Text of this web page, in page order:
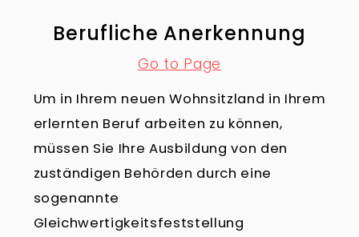
Berufliche Anerkennung
Go to Page
Um in Ihrem neuen Wohnsitzland in Ihrem
erlernten Beruf arbeiten zu können,
müssen Sie Ihre Ausbildung von den
zuständigen Behörden durch eine
sogenannte
Gleichwertigkeitsfeststellung